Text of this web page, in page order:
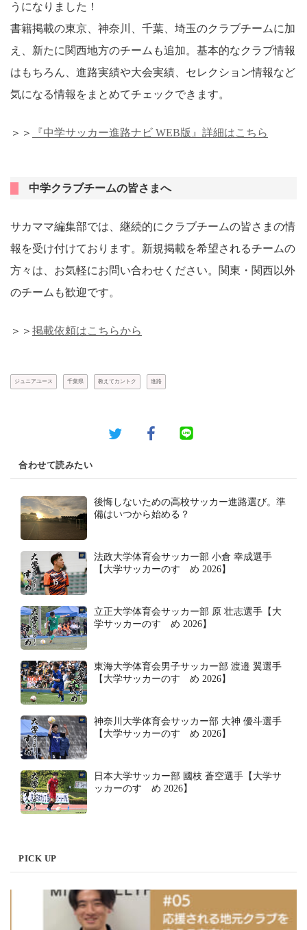
うになりました！
書籍掲載の東京、神奈川、千葉、埼玉のクラブチームに加
え、新たに関西地方のチームも追加。基本的なクラブ情報
はもちろん、進路実績や大会実績、セレクション情報など
気になる情報をまとめてチェックできます。
＞＞ 『中学サッカー進路ナビ WEB版』詳細はこちら
中学クラブチームの皆さまへ
サカママ編集部では、継続的にクラブチームの皆さまの情
報を受け付けております。新規掲載を希望されるチームの
方々は、お気軽にお問い合わせください。関東・関西以外
のチームも歓迎です。
＞＞ 掲載依頼はこちらから
ジュニアユース 千葉県 教えてカントク 進路
合わせて読みたい
後悔しないための高校サッカー進路選び。準
備はいつから始める？
法政大学体育会サッカー部 小倉 幸成選手
【大学サッカーのすゝめ 2026】
立正大学体育会サッカー部 原 壮志選手【大
学サッカーのすゝめ 2026】
東海大学体育会男子サッカー部 渡邉 翼選手
【大学サッカーのすゝめ 2026】
神奈川大学体育会サッカー部 大神 優斗選手
【大学サッカーのすゝめ 2026】
日本大学サッカー部 國枝 蒼空選手【大学サ
ッカーのすゝめ 2026】
PICK UP